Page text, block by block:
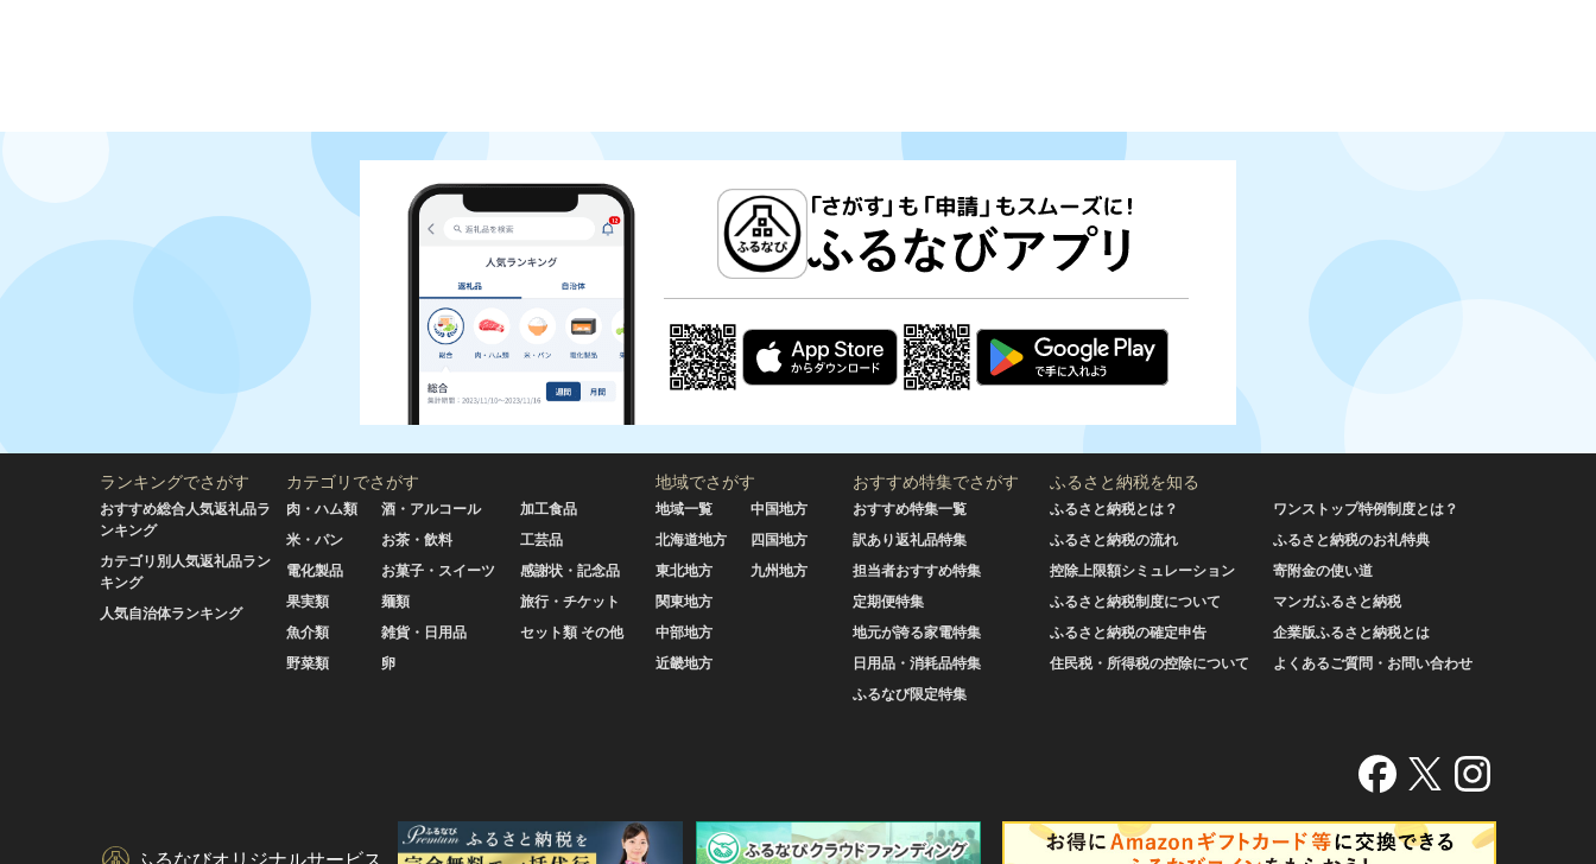
ランキングでさがす
おすすめ総合人気返礼品ラ
ンキング
カテゴリ別人気返礼品ラン
キング
人気自治体ランキング
カテゴリでさがす
肉・ハム類
米・パン
電化製品
果実類
魚介類
野菜類
酒・アルコール
お茶・飲料
お菓子・スイーツ
麺類
雑貨・日用品
卵
加工食品
工芸品
感謝状・記念品
旅行・チケット
セット類 その他
地域でさがす
地域一覧
北海道地方
東北地方
関東地方
中部地方
近畿地方
中国地方
四国地方
九州地方
おすすめ特集でさがす
おすすめ特集一覧
訳あり返礼品特集
担当者おすすめ特集
定期便特集
地元が誇る家電特集
日用品・消耗品特集
ふるなび限定特集
ふるさと納税を知る
ふるさと納税とは？
ふるさと納税の流れ
控除上限額シミュレーション
ふるさと納税制度について
ふるさと納税の確定申告
住民税・所得税の控除について
ワンストップ特例制度とは？
ふるさと納税のお礼特典
寄附金の使い道
マンガふるさと納税
企業版ふるさと納税とは
よくあるご質問・お問い合わせ